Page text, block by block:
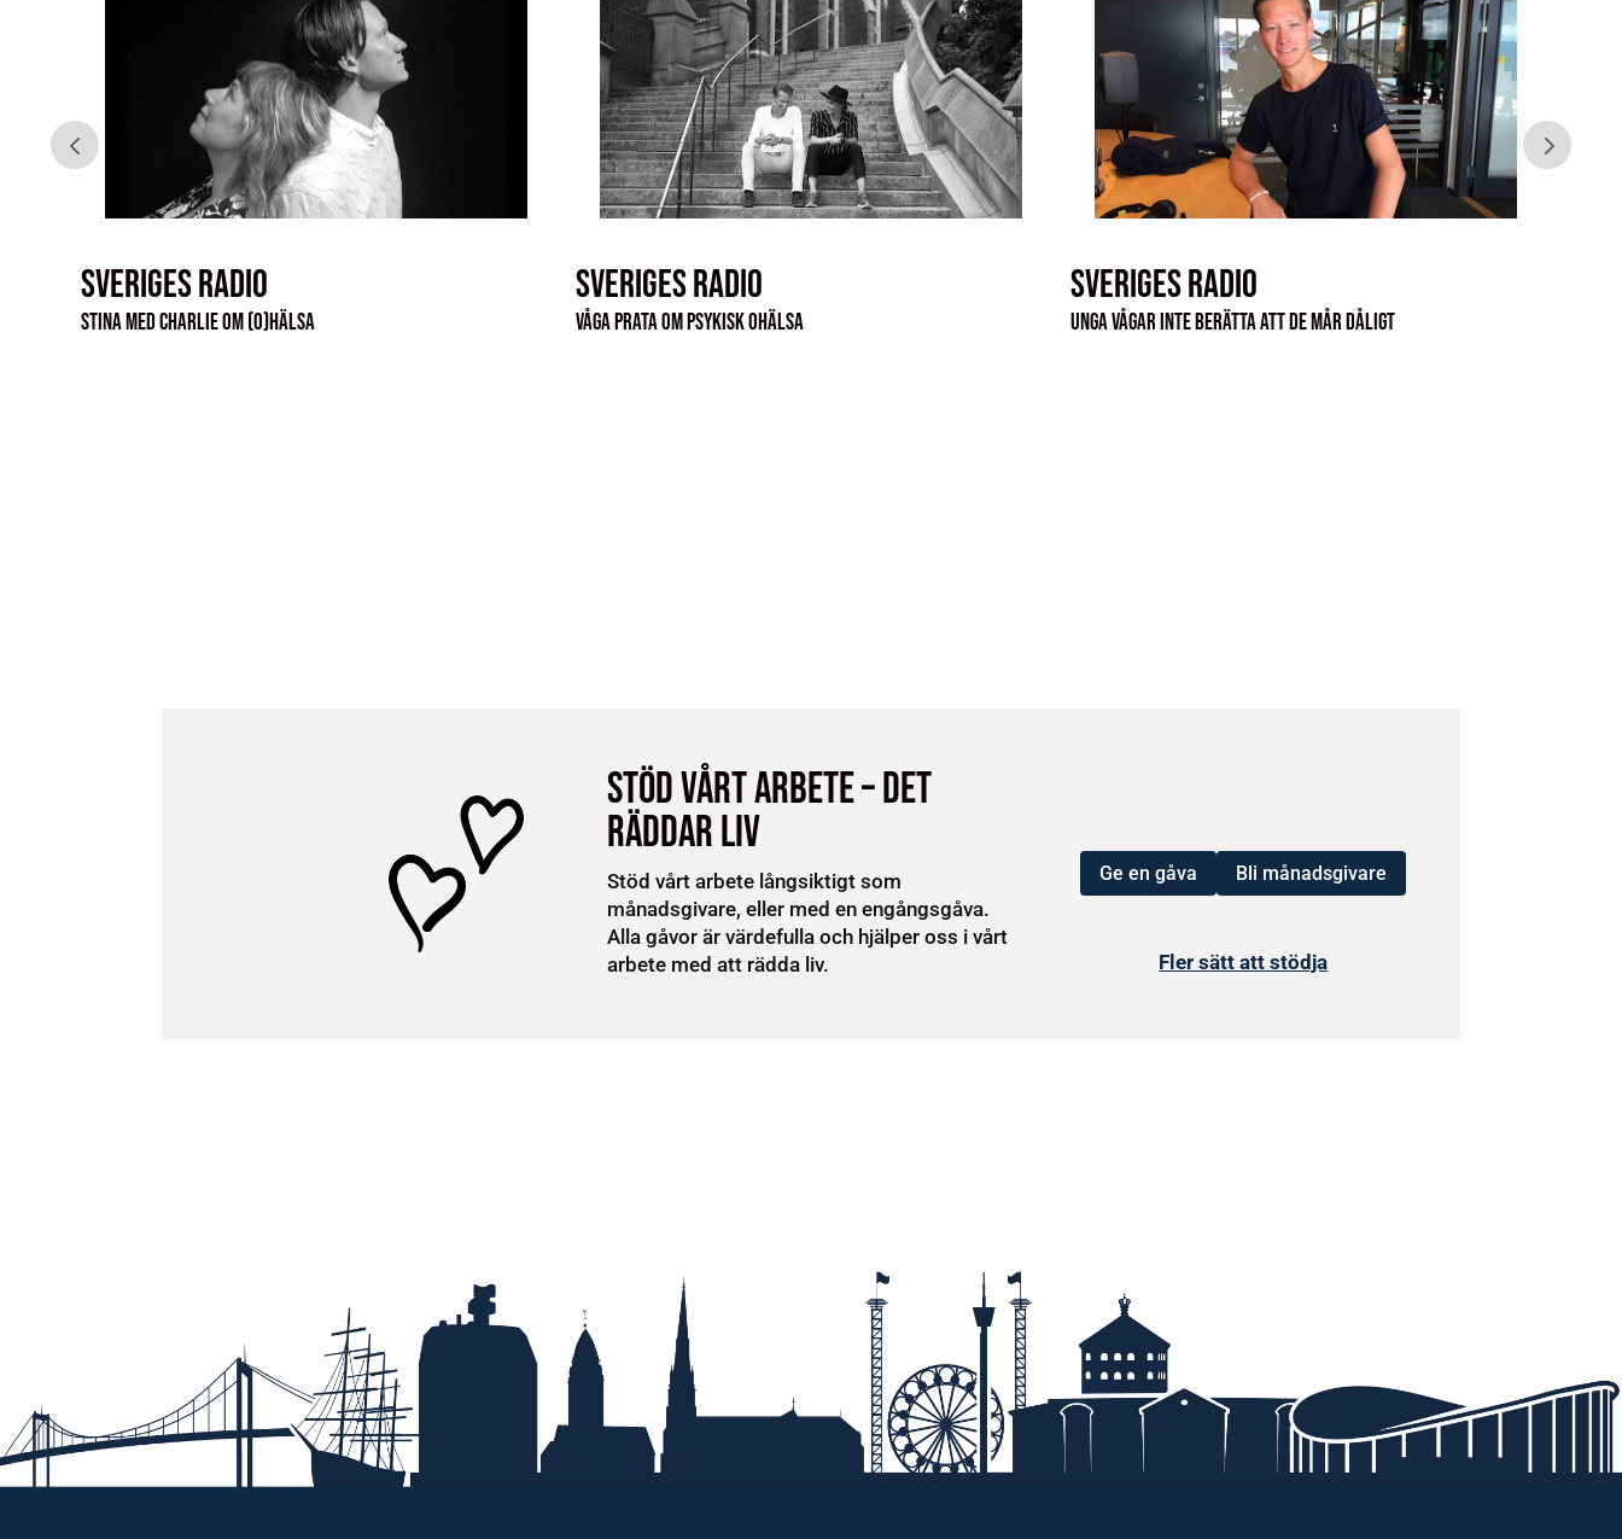
Sveriges Radio
Stina med Charlie om (o)hälsa
Sveriges Radio
Våga prata om psykisk ohälsa
Sveriges Radio
Unga vågar inte berätta att de mår dåligt
Stöd vårt ARBETE – DET
RÄDDAR LIV
Stöd vårt arbete långsiktigt som
månadsgivare, eller med en engångsgåva.
Alla gåvor är värdefulla och hjälper oss i vårt
arbete med att rädda liv.
Ge en gåva Bli månadsgivare
Fler sätt att stödja